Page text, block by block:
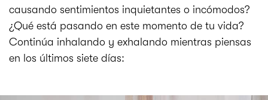
causando sentimientos inquietantes o incómodos?
¿Qué está pasando en este momento de tu vida?
Continúa inhalando y exhalando mientras piensas
en los últimos siete días: